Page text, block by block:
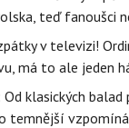
teď fanoušci
v televizi!
má to ale jeden
klasických balad
temnější